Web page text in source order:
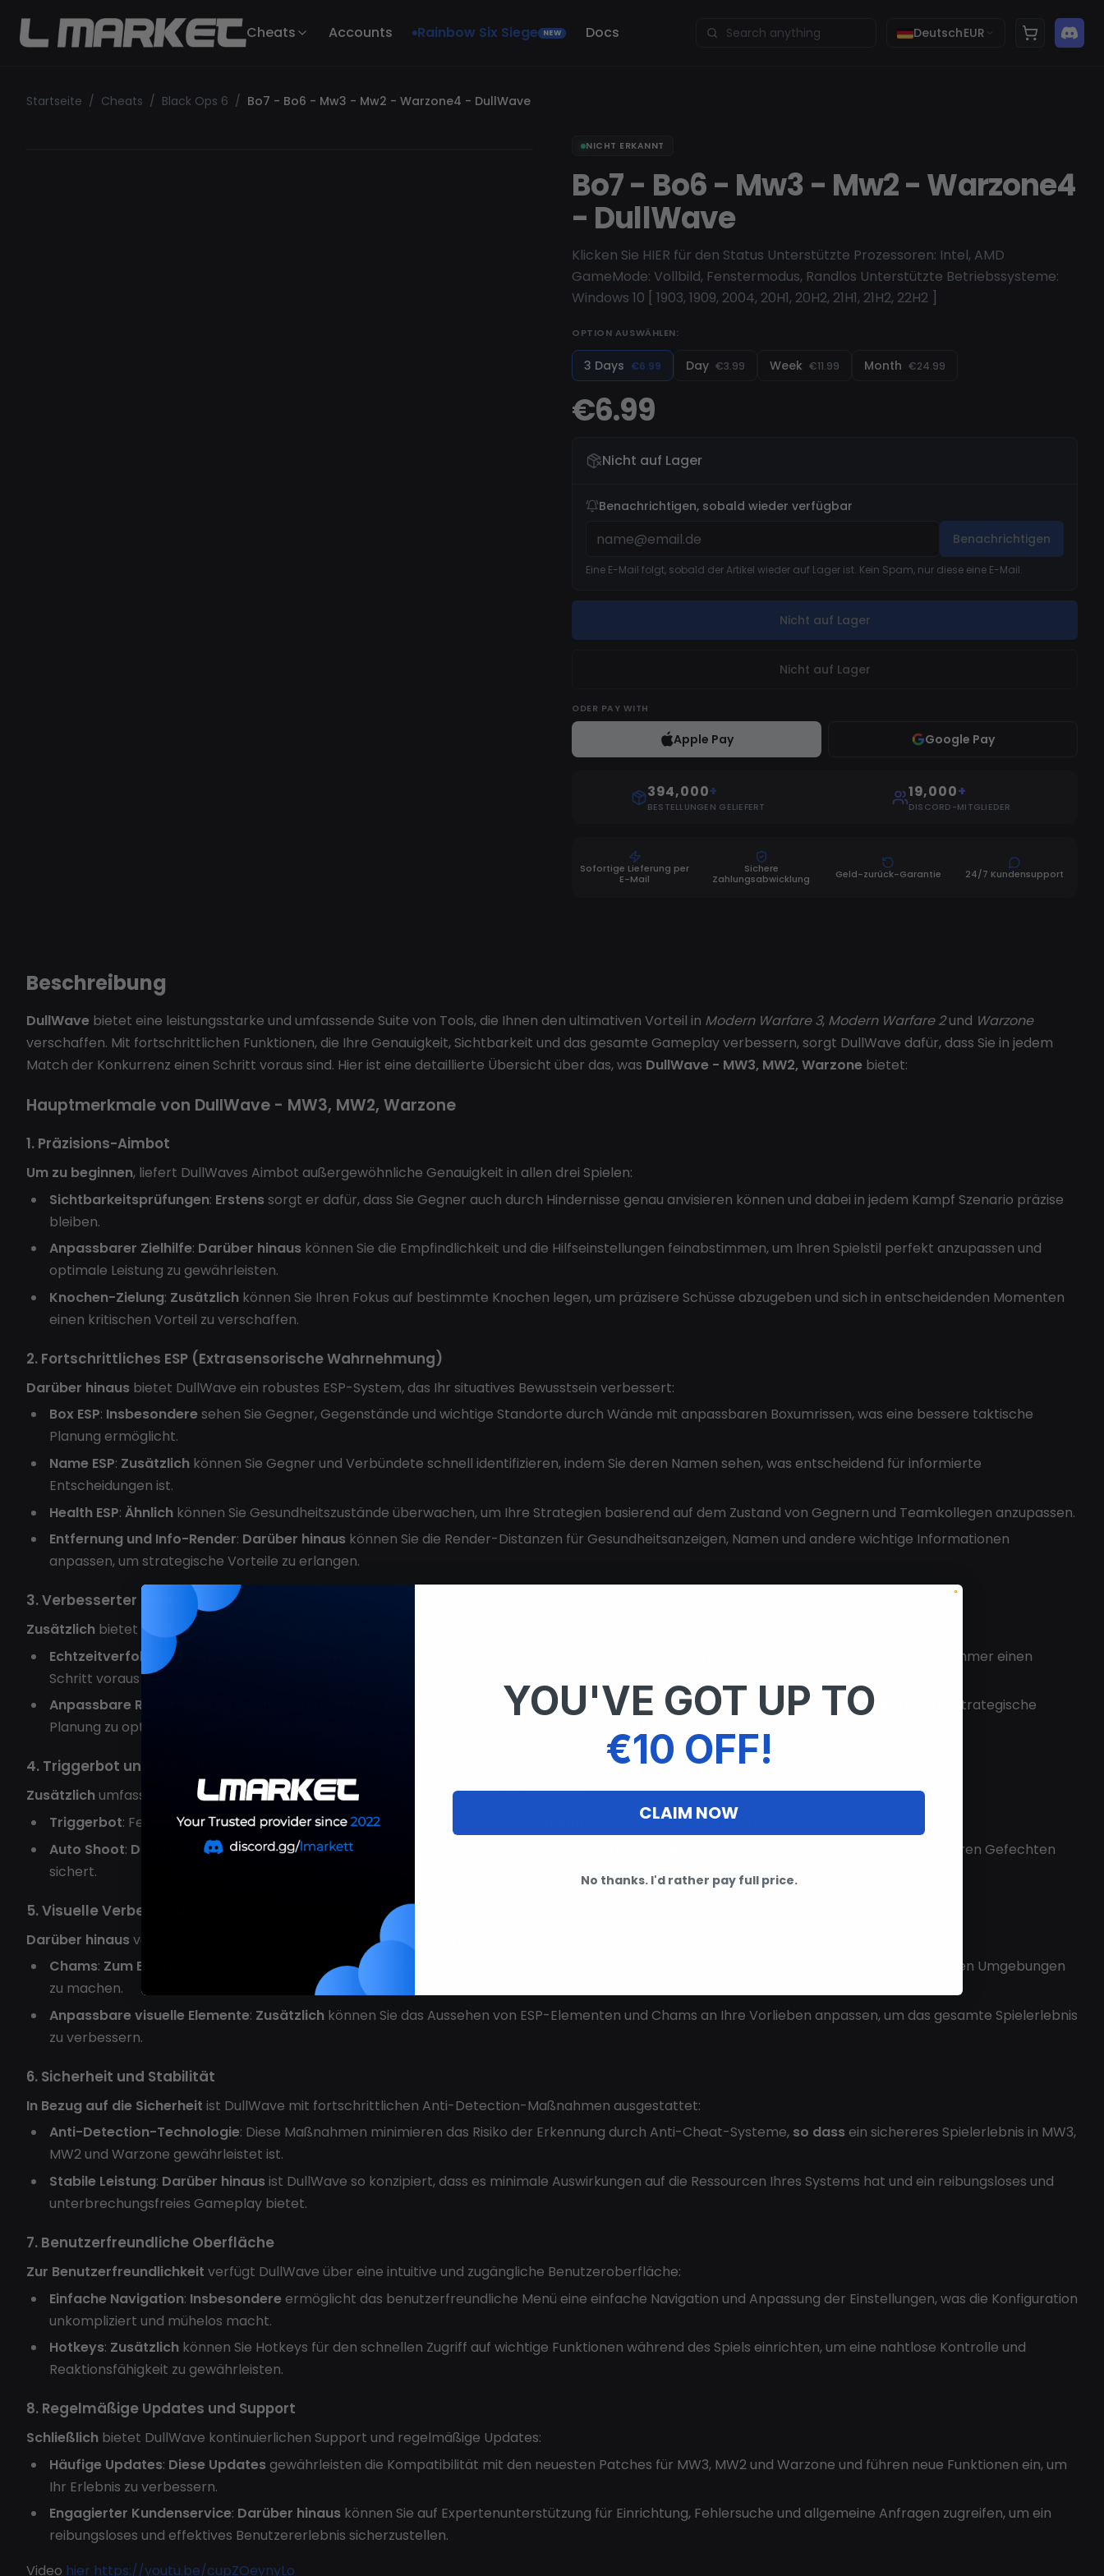
Cheats Accounts Rainbow Six Siege NEW Docs DeutschEUR
Startseite / Cheats / Black Ops 6 / Bo7 - Bo6 - Mw3 - Mw2 - Warzone4 - DullWave
NICHT ERKANNT
Bo7 - Bo6 - Mw3 - Mw2 - Warzone4
- DullWave
Klicken Sie HIER für den Status Unterstützte Prozessoren: Intel, AMD
GameMode: Vollbild, Fenstermodus, Randlos Unterstützte Betriebssysteme:
Windows 10 [ 1903, 1909, 2004, 20H1, 20H2, 21H1, 21H2, 22H2 ]
OPTION AUSWÄHLEN:
3 Days €6.99 Day €3.99 Week €11.99 Month €24.99
€6.99
Nicht auf Lager
Benachrichtigen, sobald wieder verfügbar
Benachrichtigen
Eine E-Mail folgt, sobald der Artikel wieder auf Lager ist. Kein Spam, nur diese eine E-Mail.
Nicht auf Lager
Nicht auf Lager
ODER PAY WITH
Apple Pay Google Pay
394,000+
BESTELLUNGEN GELIEFERT
19,000+
DISCORD-MITGLIEDER
Sofortige Lieferung per
E-Mail
Sichere
Zahlungsabwicklung
Geld-zurück-Garantie 24/7 Kundensupport
Beschreibung
DullWave bietet eine leistungsstarke und umfassende Suite von Tools, die Ihnen den ultimativen Vorteil in Modern Warfare 3, Modern Warfare 2und Warzone
verschaffen. Mit fortschrittlichen Funktionen, die Ihre Genauigkeit, Sichtbarkeit und das gesamte Gameplay verbessern, sorgt DullWave dafür, dass Sie in jedem
Match der Konkurrenz einen Schritt voraus sind. Hier ist eine detaillierte Übersicht über das, was DullWave - MW3, MW2, Warzone bietet:
Hauptmerkmale von DullWave - MW3, MW2, Warzone
1. Präzisions-Aimbot
Um zu beginnen, liefert DullWaves Aimbot außergewöhnliche Genauigkeit in allen drei Spielen:
Sichtbarkeitsprüfungen: Erstens sorgt er dafür, dass Sie Gegner auch durch Hindernisse genau anvisieren können und dabei in jedem Kampf Szenario präzise
bleiben.
Anpassbarer Zielhilfe: Darüber hinaus können Sie die Empfindlichkeit und die Hilfseinstellungen feinabstimmen, um Ihren Spielstil perfekt anzupassen und
optimale Leistung zu gewährleisten.
Knochen-Zielung: Zusätzlich können Sie Ihren Fokus auf bestimmte Knochen legen, um präzisere Schüsse abzugeben und sich in entscheidenden Momenten
einen kritischen Vorteil zu verschaffen.
2. Fortschrittliches ESP (Extrasensorische Wahrnehmung)
Darüber hinaus bietet DullWave ein robustes ESP-System, das Ihr situatives Bewusstsein verbessert:
Box ESP: Insbesondere sehen Sie Gegner, Gegenstände und wichtige Standorte durch Wände mit anpassbaren Boxumrissen, was eine bessere taktische
Planung ermöglicht.
Name ESP: Zusätzlich können Sie Gegner und Verbündete schnell identifizieren, indem Sie deren Namen sehen, was entscheidend für informierte
Entscheidungen ist.
Health ESP: Ähnlich können Sie Gesundheitszustände überwachen, um Ihre Strategien basierend auf dem Zustand von Gegnern und Teamkollegen anzupassen.
Entfernung und Info-Render: Darüber hinaus können Sie die Render-Distanzen für Gesundheitsanzeigen, Namen und andere wichtige Informationen
anpassen, um strategische Vorteile zu erlangen.
3. Verbesserter Radar
Zusätzlich bietet die Radar-Funktion in DullWave eine Echtzeitverfolgung für überlegene Wahrnehmung:
Echtzeitverfolgung
, verfolgen Sie die Bewegungen von Gegnern und wichtige Standorte auf der Karte, sodass Sie immer einen
Schritt voraus sind.
Anpassbare Radar-Einstellungen
können Sie die Radar-Einstellungen anpassen, um die Sichtbarkeit zu verbessern und die strategische
Planung zu optimieren, was Ihnen während intensiver Matches einen klaren Vorteil verschafft.
4. Triggerbot und Auto Shoot
Zusätzlichumfasst DullWave fortschrittliche Triggerbot- und Auto-Shoot-Funktionen:
Triggerbot: Feuern Sie automatisch, wenn ein Gegner in Ihr Fadenkreuz tritt,
verbessern Sie Ihre Reaktionszeit und Genauigkeit.
Auto Shoot: Darüber hinaushalten Sie eine konstante Schadensausgabe mit kontinuierlichem Feuern aufrecht, was Ihnen Dominanz in längeren Gefechten
sichert.
5. Visuelle Verbesserungen
Darüber hinaus verbessert DullWave die visuelle Klarheit mit mehreren wichtigen Funktionen:
Chams: Zum Beispiel
können Sie Farbkonturen und Shader auf Spieler und Objekte anwenden, um sie sichtbarer und leichter erkennbar in allen Umgebungen
zu machen.
Anpassbare visuelle Elemente: Zusätzlich können Sie das Aussehen von ESP-Elementen und Chams an Ihre Vorlieben anpassen, um das gesamte Spielerlebnis
zu verbessern.
6. Sicherheit und Stabilität
In Bezug auf die Sicherheit ist DullWave mit fortschrittlichen Anti-Detection-Maßnahmen ausgestattet:
Anti-Detection-Technologie: Diese Maßnahmen minimieren das Risiko der Erkennung durch Anti-Cheat-Systeme, so dass ein sichereres Spielerlebnis in MW3,
MW2 und Warzone gewährleistet ist.
Stabile Leistung: Darüber hinaus ist DullWave so konzipiert, dass es minimale Auswirkungen auf die Ressourcen Ihres Systems hat und ein reibungsloses und
unterbrechungsfreies Gameplay bietet.
7. Benutzerfreundliche Oberfläche
Zur Benutzerfreundlichkeit verfügt DullWave über eine intuitive und zugängliche Benutzeroberfläche:
Einfache Navigation: Insbesondere ermöglicht das benutzerfreundliche Menü eine einfache Navigation und Anpassung der Einstellungen, was die Konfiguration
unkompliziert und mühelos macht.
Hotkeys: Zusätzlich können Sie Hotkeys für den schnellen Zugriff auf wichtige Funktionen während des Spiels einrichten, um eine nahtlose Kontrolle und
Reaktionsfähigkeit zu gewährleisten.
8. Regelmäßige Updates und Support
Schließlich bietet DullWave kontinuierlichen Support und regelmäßige Updates:
Häufige Updates: Diese Updates gewährleisten die Kompatibilität mit den neuesten Patches für MW3, MW2 und Warzone und führen neue Funktionen ein, um
Ihr Erlebnis zu verbessern.
Engagierter Kundenservice: Darüber hinaus können Sie auf Expertenunterstützung für Einrichtung, Fehlersuche und allgemeine Anfragen zugreifen, um ein
reibungsloses und effektives Benutzererlebnis sicherzustellen.
Video hier https://youtu.be/cupZOeynyLo
YOU'VE GOT UP TO
€10 OFF!
CLAIM NOW
No thanks. I'd rather pay full price.